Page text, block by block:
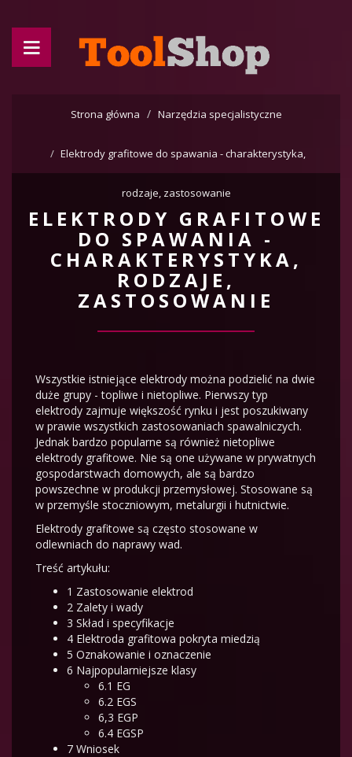
Strona główna Narzędzia specjalistyczne
Elektrody grafitowe do spawania - charakterystyka,
rodzaje, zastosowanie
ELEKTRODY GRAFITOWE
DO SPAWANIA -
CHARAKTERYSTYKA,
RODZAJE,
ZASTOSOWANIE
Wszystkie istniejące elektrody można podzielić na dwie
duże grupy - topliwe i nietopliwe. Pierwszy typ
elektrody zajmuje większość rynku i jest poszukiwany
w prawie wszystkich zastosowaniach spawalniczych.
Jednak bardzo popularne są również nietopliwe
elektrody grafitowe. Nie są one używane w prywatnych
gospodarstwach domowych, ale są bardzo
powszechne w produkcji przemysłowej. Stosowane są
w przemyśle stoczniowym, metalurgii i hutnictwie.
Elektrody grafitowe są często stosowane w
odlewniach do naprawy wad.
Treść artykułu:
1 Zastosowanie elektrod
2 Zalety i wady
3 Skład i specyfikacje
4 Elektroda grafitowa pokryta miedzią
5 Oznakowanie i oznaczenie
6 Najpopularniejsze klasy
6.1 EG
6.2 EGS
6,3 EGP
6.4 EGSP
7 Wniosek